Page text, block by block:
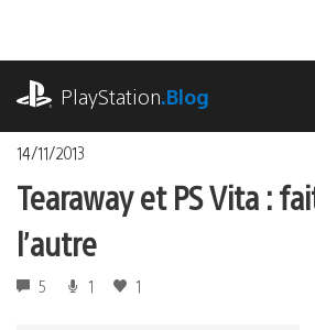
contenu
PlayStation.Blog
14/11/2013
Tearaway et PS Vita :
l’autre
5 1 1